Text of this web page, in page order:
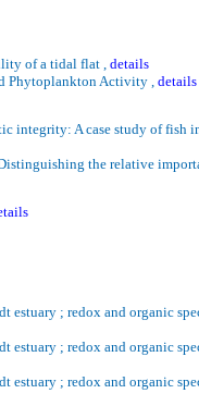
of a tidal flat , details
Phytoplankton Activity , details
integrity: A case study of fish
the relative
estuary ; redox and organic
estuary ; redox and organic
estuary ; redox and organic